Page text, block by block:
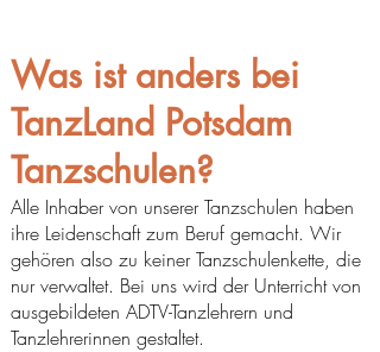
Was ist anders bei
TanzLand Potsdam
Tanzschulen?
Alle Inhaber von unserer Tanzschulen haben
ihre Leidenschaft zum Beruf gemacht. Wir
gehören also zu keiner Tanzschulenkette, die
nur verwaltet. Bei uns wird der Unterricht von
ausgebildeten ADTV-Tanzlehrern und
Tanzlehrerinnen gestaltet.